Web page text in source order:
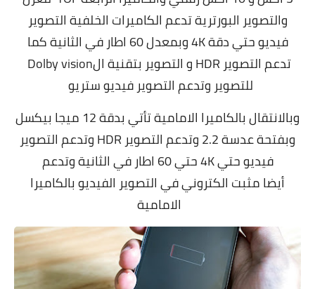
والتصوير البورترية تدعم الكاميرات الخلفية التصوير
فيديو حتي دقة 4K وبمعدل 60 اطار في الثانية كما
للتصوير وتدعم التصوير فيديو ستريو
وبالانتقال بالكاميرا الامامية تأتي بدقة 12 ميجا بيكسل
وبفتحة عدسة 2.2 وتدعم التصوير HDR وتدعم التصوير
فيديو حتي 4K حتي 60 اطار في الثانية وتدعم
أيضا مثبت الكتروني في التصوير الفيديو بالكاميرا
الامامية